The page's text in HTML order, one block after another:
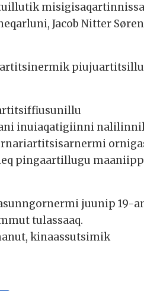
Jacob Nitter
inuiaqatigiinni
pingaartillugu
juunip 19-
tulassaaq.
kinaassutsimik